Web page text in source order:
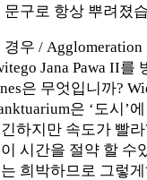
구로 항상 뿌려졌
경우 /
Jana Pawa II를
은 무엇입니까?
은 ‘도시’
하지만 속도가 빨
시간을 절약 할 수
희박하므로 그렇